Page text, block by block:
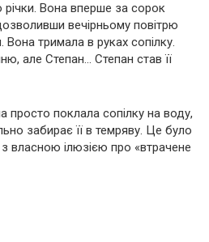
Вона вперше за сорок
вечірньому повітрю
Вона тримала в руках сопілку.
але Степан… Степан став її
просто поклала сопілку на воду,
забирає її в темряву. Це було
власною ілюзією про «втрачене